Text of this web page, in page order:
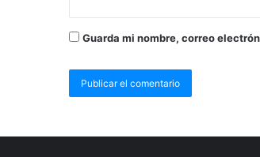
Guarda mi nombre, correo